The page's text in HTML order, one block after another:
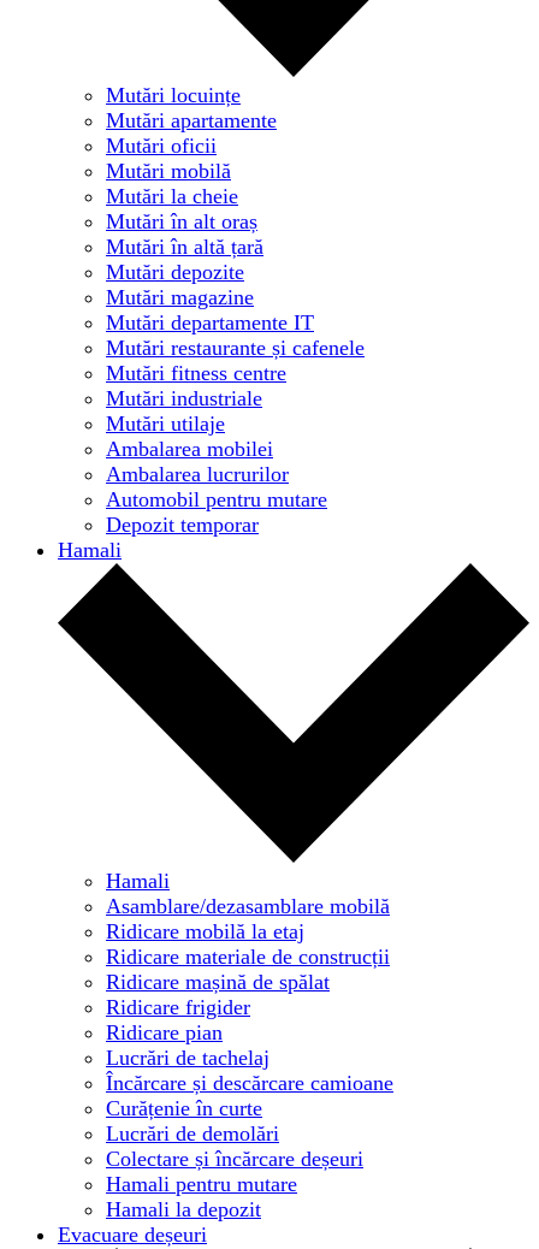
Mutări locuințe
Mutări apartamente
Mutări oficii
Mutări mobilă
Mutări la cheie
Mutări în alt oraș
Mutări în altă țară
Mutări depozite
Mutări magazine
Mutări departamente IT
Mutări restaurante și cafenele
Mutări fitness centre
Mutări industriale
Mutări utilaje
Ambalarea mobilei
Ambalarea lucrurilor
Automobil pentru mutare
Depozit temporar
Hamali
Hamali
Asamblare/dezasamblare mobilă
Ridicare mobilă la etaj
Ridicare materiale de construcții
Ridicare mașină de spălat
Ridicare frigider
Ridicare pian
Lucrări de tachelaj
Încărcare și descărcare camioane
Curățenie în curte
Lucrări de demolări
Colectare și încărcare deșeuri
Hamali pentru mutare
Hamali la depozit
Evacuare deșeuri